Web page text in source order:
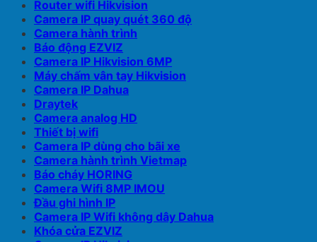
Router wifi Hikvision
Camera IP quay quét 360 độ
Camera hành trình
Báo động EZVIZ
Camera IP Hikvision 6MP
Máy chấm vân tay Hikvision
Camera IP Dahua
Draytek
Camera analog HD
Thiết bị wifi
Camera IP dùng cho bãi xe
Camera hành trình Vietmap
Báo cháy HORING
Camera Wifi 8MP IMOU
Đầu ghi hình IP
Camera IP Wifi không dây Dahua
Khóa cửa EZVIZ